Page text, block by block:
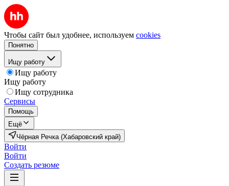
Чтобы сайт был удобнее, используем cookies
Понятно
Ищу работу
Ищу работу
Ищу работу
Ищу сотрудника
Сервисы
Помощь
Ещё
Чёрная Речка (Хабаровский край)
Войти
Войти
Создать резюме